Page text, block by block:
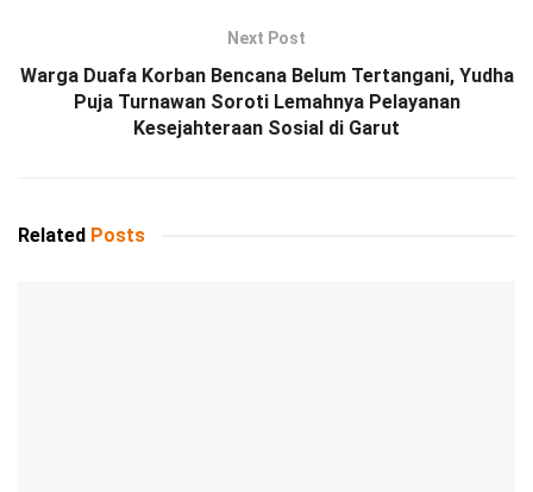
Next Post
Warga Duafa Korban Bencana Belum Tertangani, Yudha
Puja Turnawan Soroti Lemahnya Pelayanan
Kesejahteraan Sosial di Garut
Related Posts